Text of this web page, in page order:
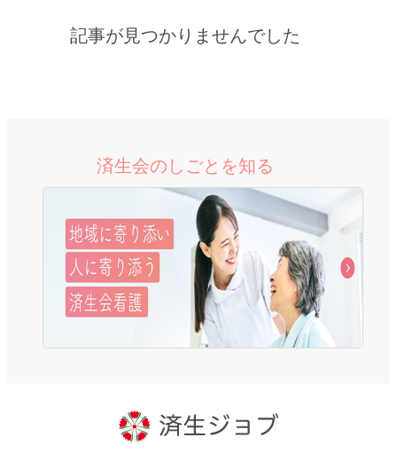
記事が見つかりませんでした
済生会のしごとを知る